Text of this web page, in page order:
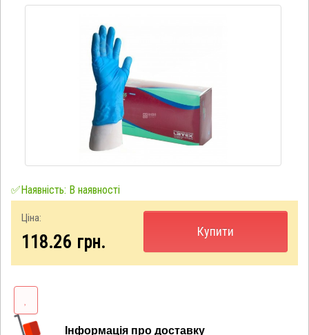
✅Наявність: В наявності
Ціна:
118.26 грн.
Купити
Інформація про доставку